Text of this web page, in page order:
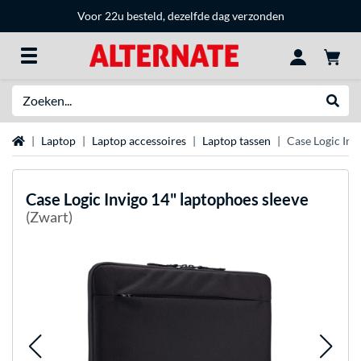
Voor 22u besteld, dezelfde dag verzonden
Home Laptop Laptop accessoires Laptop tassen Case Logic
Case Logic Invigo 14" laptophoes sleeve
(Zwart)